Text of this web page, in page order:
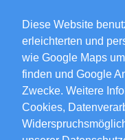
Diese Website
erleichterten und
wie Google Maps
finden und Google
Zwecke. Weitere
Cookies,
2026 ©